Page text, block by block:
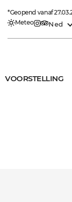
*Geopend vanaf
Meteo
Ned
VOORSTELLING